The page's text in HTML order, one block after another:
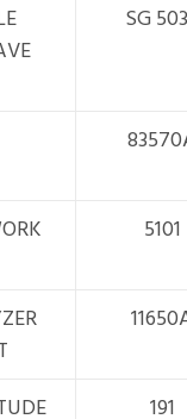
SG
5101
191